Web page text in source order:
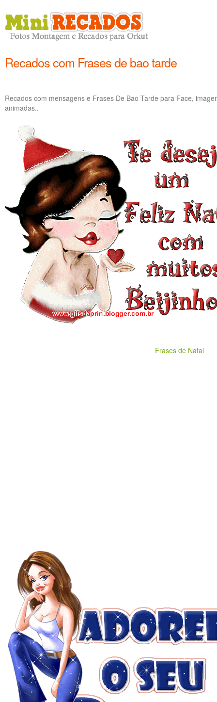
Recados com Frases de bao tarde
Recados com mensagens e Frases De Bao Tarde para Face,
animadas..
Frases de Natal